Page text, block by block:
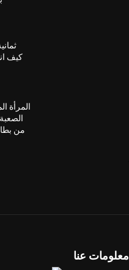
كيف
المرأة
من
معلومات عنا